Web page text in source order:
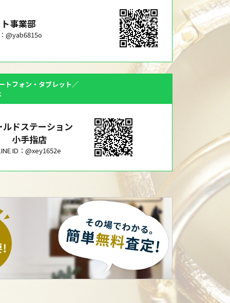
事業部
@yab6815o
トフォン・タブレット／
ルドステーション
小手指店
ID：@xey1652e